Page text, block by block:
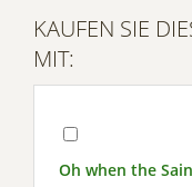
KAUFEN SIE
MIT:
Oh when the